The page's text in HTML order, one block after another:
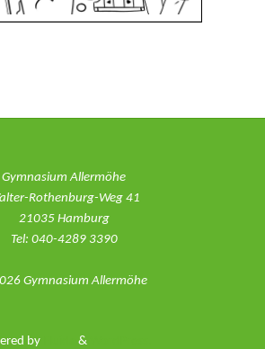
Gymnasium Allermöhe
Rothenburg-Weg 41
21035 Hamburg
Tel: 040-4289 3390
Gymnasium Allermöhe
by &